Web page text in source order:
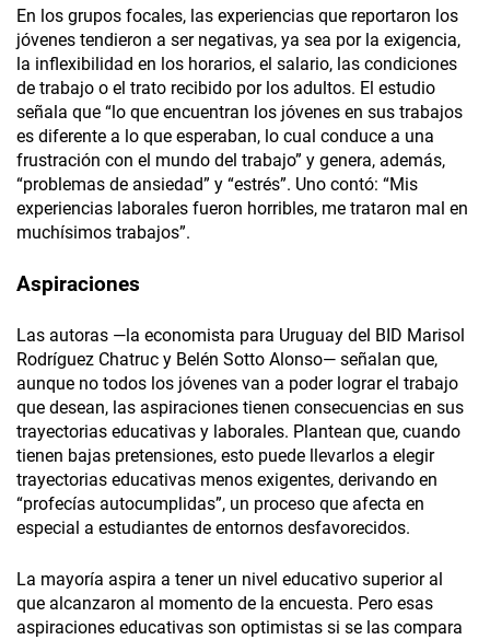
En los grupos focales, las experiencias que reportaron los
jóvenes tendieron a ser negativas, ya sea por la exigencia,
la inflexibilidad en los horarios, el salario, las condiciones
de trabajo o el trato recibido por los adultos. El estudio
señala que “lo que encuentran los jóvenes en sus trabajos
es diferente a lo que esperaban, lo cual conduce a una
frustración con el mundo del trabajo” y genera, además,
“problemas de ansiedad” y “estrés”. Uno contó: “Mis
experiencias laborales fueron horribles, me trataron mal en
muchísimos trabajos”.
Aspiraciones
Las autoras —la economista para Uruguay del BID Marisol
Rodríguez Chatruc y Belén Sotto Alonso— señalan que,
aunque no todos los jóvenes van a poder lograr el trabajo
que desean, las aspiraciones tienen consecuencias en sus
trayectorias educativas y laborales. Plantean que, cuando
tienen bajas pretensiones, esto puede llevarlos a elegir
trayectorias educativas menos exigentes, derivando en
“profecías autocumplidas”, un proceso que afecta en
especial a estudiantes de entornos desfavorecidos.
La mayoría aspira a tener un nivel educativo superior al
que alcanzaron al momento de la encuesta. Pero esas
aspiraciones educativas son optimistas si se las compara